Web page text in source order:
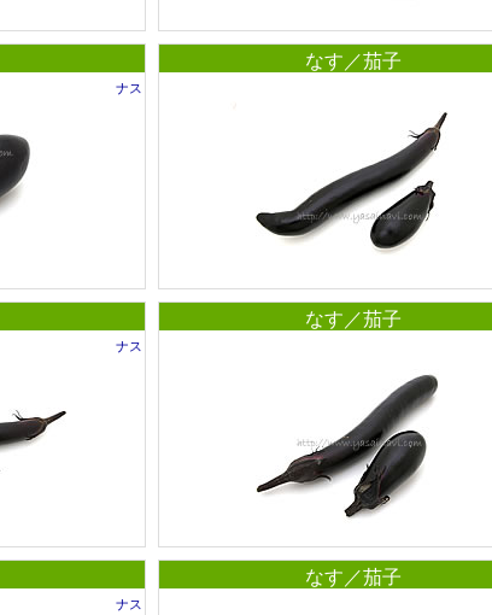
ナス
なす／茄子
ナス
なす／茄子
ナス
なす／茄子